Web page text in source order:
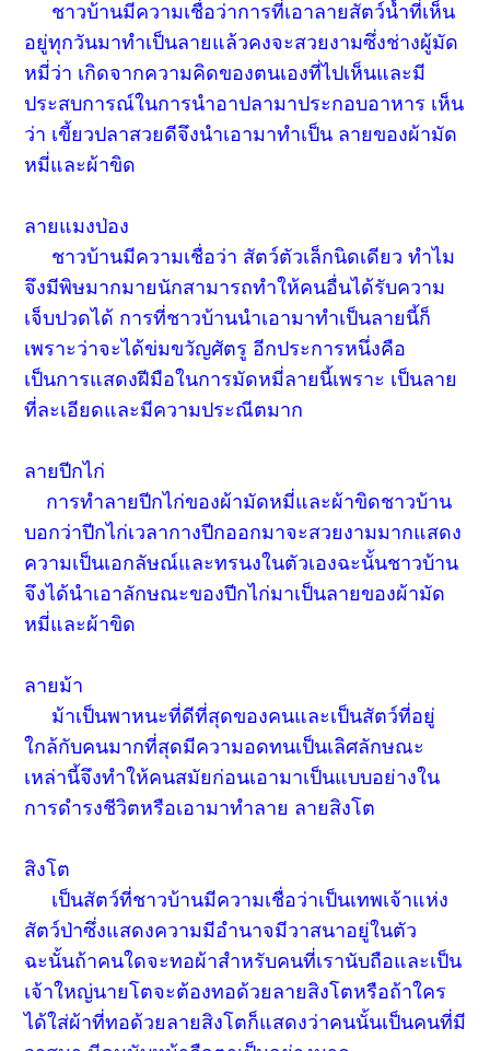
ชาวบ้านมีความเชื่อว่าการที่เอาลายสัตว์น้ำที่เห็น
อยู่ทุกวันมาทำเป็นลายแล้วคงจะสวยงามซึ่งช่างผู้มัด
หมี่ว่า เกิดจากความคิดของตนเองที่ไปเห็นและมี
ประสบการณ์ในการนำอาปลามาประกอบอาหาร เห็น
ว่า เขี้ยวปลาสวยดีจึงนำเอามาทำเป็น ลายของผ้ามัด
หมี่และผ้าขิด
ลายแมงป่อง
ชาวบ้านมีความเชื่อว่า สัตว์ตัวเล็กนิดเดียว ทำไม
จึงมีพิษมากมายนักสามารถทำให้คนอื่นได้รับความ
เจ็บปวดได้ การที่ชาวบ้านนำเอามาทำเป็นลายนี้ก็
เพราะว่าจะได้ข่มขวัญศัตรู อีกประการหนึ่งคือ
เป็นการแสดงฝีมือในการมัดหมี่ลายนี้เพราะ เป็นลาย
ที่ละเอียดและมีความประณีตมาก
ลายปีกไก่
การทำลายปีกไก่ของผ้ามัดหมี่และผ้าขิดชาวบ้าน
บอกว่าปีกไก่เวลากางปีกออกมาจะสวยงามมากแสดง
ความเป็นเอกลัษณ์และทรนงในตัวเองฉะนั้นชาวบ้าน
จึงได้นำเอาลักษณะของปีกไก่มาเป็นลายของผ้ามัด
หมี่และผ้าขิด
ลายม้า
ม้าเป็นพาหนะที่ดีที่สุดของคนและเป็นสัตว์ที่อยู่
ใกล้กับคนมากที่สุดมีความอดทนเป็นเลิศลักษณะ
เหล่านี้จึงทำให้คนสมัยก่อนเอามาเป็นแบบอย่างใน
การดำรงชีวิตหรือเอามาทำลาย ลายสิงโต
สิงโต
เป็นสัตว์ที่ชาวบ้านมีความเชื่อว่าเป็นเทพเจ้าแห่ง
สัตว์ป่าซึ่งแสดงความมีอำนาจมีวาสนาอยู่ในตัว
ฉะนั้นถ้าคนใดจะทอผ้าสำหรับคนที่เรานับถือและเป็น
เจ้าใหญ่นายโตจะต้องทอด้วยลายสิงโตหรือถ้าใคร
ได้ใส่ผ้าที่ทอด้วยลายสิงโตก็แสดงว่าคนนั้นเป็นคนที่มี